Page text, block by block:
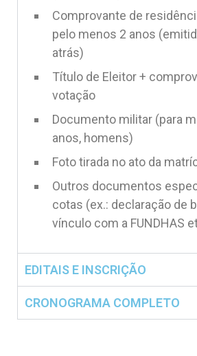
Comprovante de
pelo menos 2 anos
atrás)
Título de Eleitor +
votação
Documento militar (para
anos, homens)
Foto tirada no ato da
Outros documentos
cotas (ex.: declaração de
vínculo com a FUNDHAS
EDITAIS E INSCRIÇÃO
CRONOGRAMA COMPLETO